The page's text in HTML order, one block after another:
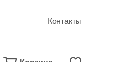
Контакты